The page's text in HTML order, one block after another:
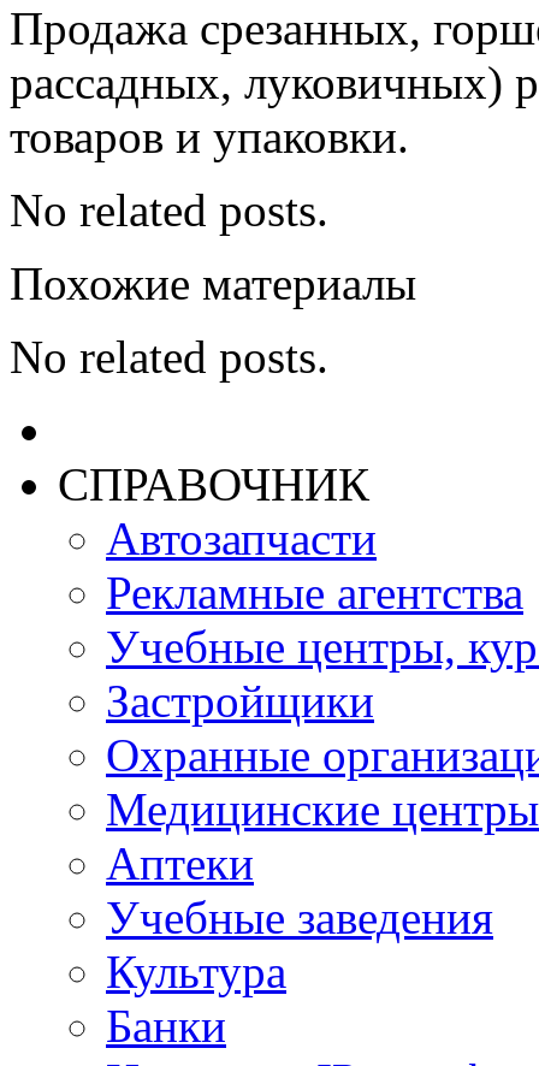
Продажа срезанных,
рассадных, луковичных)
товаров и упаковки.
No related posts.
Похожие материалы
No related posts.
СПРАВОЧНИК
Автозапчасти
Рекламные агентства
Учебные центры,
Застройщики
Охранные
Медицинские центры
Аптеки
Учебные заведения
Культура
Банки